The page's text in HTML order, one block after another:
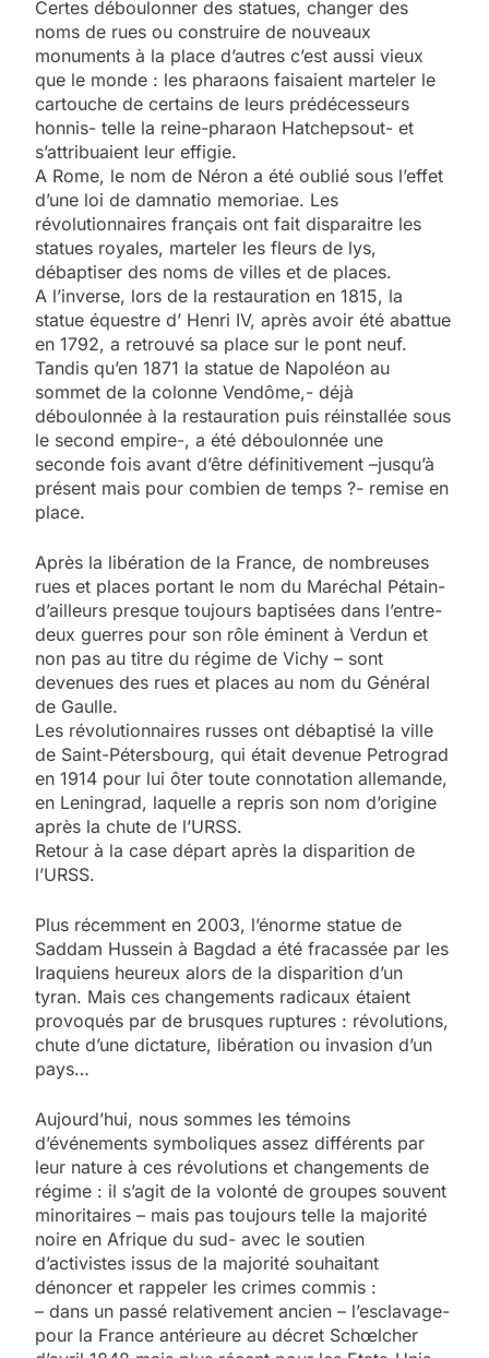
Certes déboulonner des statues, changer des
noms de rues ou construire de nouveaux
monuments à la place d’autres c’est aussi vieux
que le monde : les pharaons faisaient marteler le
cartouche de certains de leurs prédécesseurs
honnis- telle la reine-pharaon Hatchepsout- et
s’attribuaient leur effigie.
A Rome, le nom de Néron a été oublié sous l’effet
d’une loi de damnatio memoriae. Les
révolutionnaires français ont fait disparaitre les
statues royales, marteler les fleurs de lys,
débaptiser des noms de villes et de places.
A l’inverse, lors de la restauration en 1815, la
statue équestre d’ Henri IV, après avoir été abattue
en 1792, a retrouvé sa place sur le pont neuf.
Tandis qu’en 1871 la statue de Napoléon au
sommet de la colonne Vendôme,- déjà
déboulonnée à la restauration puis réinstallée sous
le second empire-, a été déboulonnée une
seconde fois avant d’être définitivement –jusqu’à
présent mais pour combien de temps ?- remise en
place.
Après la libération de la France, de nombreuses
rues et places portant le nom du Maréchal Pétain-
d’ailleurs presque toujours baptisées dans l’entre-
deux guerres pour son rôle éminent à Verdun et
non pas au titre du régime de Vichy – sont
devenues des rues et places au nom du Général
de Gaulle.
Les révolutionnaires russes ont débaptisé la ville
de Saint-Pétersbourg, qui était devenue Petrograd
en 1914 pour lui ôter toute connotation allemande,
en Leningrad, laquelle a repris son nom d’origine
après la chute de l’URSS.
Retour à la case départ après la disparition de
l’URSS.
Plus récemment en 2003, l’énorme statue de
Saddam Hussein à Bagdad a été fracassée par les
Iraquiens heureux alors de la disparition d’un
tyran. Mais ces changements radicaux étaient
provoqués par de brusques ruptures : révolutions,
chute d’une dictature, libération ou invasion d’un
pays…
Aujourd’hui, nous sommes les témoins
d’événements symboliques assez différents par
leur nature à ces révolutions et changements de
régime : il s’agit de la volonté de groupes souvent
minoritaires – mais pas toujours telle la majorité
noire en Afrique du sud- avec le soutien
d’activistes issus de la majorité souhaitant
dénoncer et rappeler les crimes commis :
– dans un passé relativement ancien – l’esclavage-
pour la France antérieure au décret Schœlcher